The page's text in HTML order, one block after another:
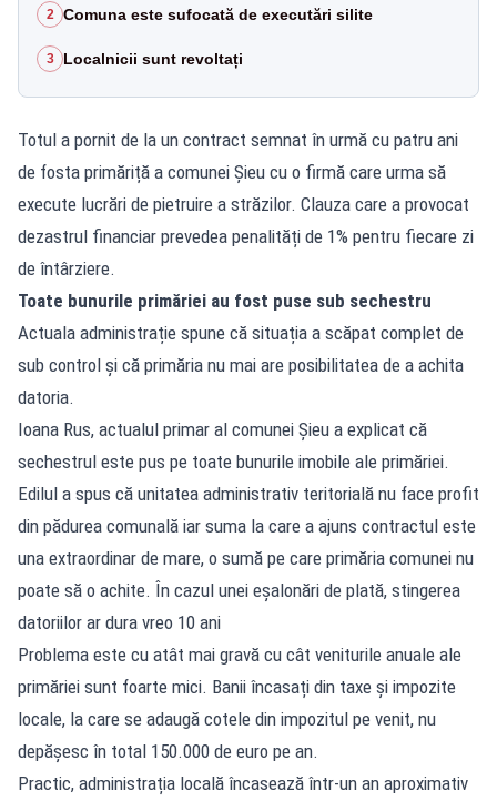
2 Comuna este sufocată de executări silite
3 Localnicii sunt revoltați
Totul a pornit de la un contract semnat în urmă cu patru ani
de fosta primăriță a comunei Șieu cu o firmă care urma să
execute lucrări de pietruire a străzilor. Clauza care a provocat
dezastrul financiar prevedea penalități de 1% pentru fiecare zi
de întârziere.
Toate bunurile primăriei au fost puse sub sechestru
Actuala administrație spune că situația a scăpat complet de
sub control și că primăria nu mai are posibilitatea de a achita
datoria.
Ioana Rus, actualul primar al comunei Șieu a explicat că
sechestrul este pus pe toate bunurile imobile ale primăriei.
Edilul a spus că unitatea administrativ teritorială nu face profit
din pădurea comunală iar suma la care a ajuns contractul este
una extraordinar de mare, o sumă pe care primăria comunei nu
poate să o achite. În cazul unei eșalonări de plată, stingerea
datoriilor ar dura vreo 10 ani
Problema este cu atât mai gravă cu cât veniturile anuale ale
primăriei sunt foarte mici. Banii încasați din taxe și impozite
locale, la care se adaugă cotele din impozitul pe venit, nu
depășesc în total 150.000 de euro pe an.
Practic, administrația locală încasează într-un an aproximativ